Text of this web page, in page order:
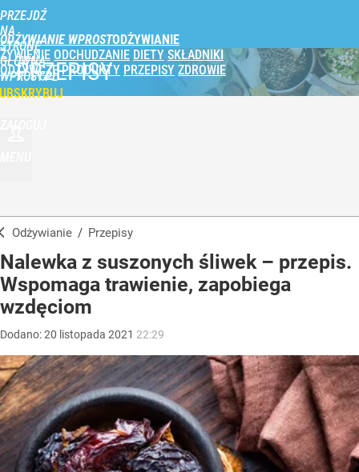
PRZEJDŹ
NA
STRONĘ
GŁÓWNĄ
WPROST.PL
ODŻYWIANIE WPROST
ŻYWIENIE ODCHUDZANIE DIETY SKŁADNIKI
ODŻYWCZE PRODUKTY PRZEPISY ZDROWIE
PRZEPISY
Odżywianie / Przepisy
Nalewka z suszonych śliwek – przepis.
Wspomaga trawienie, zapobiega
wzdęciom
Dodano:20 listopada 2021 22:29